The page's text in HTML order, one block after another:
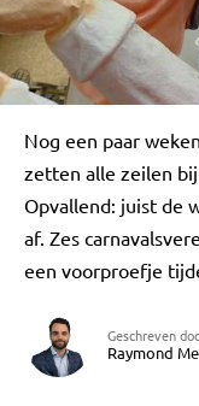
Nog een paar
zetten alle zeilen
Opvallend: juist de
af. Zes
een voorproefje
Geschreven
Raymond